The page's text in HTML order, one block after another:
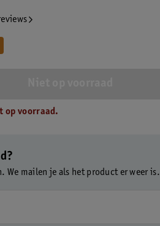
op voorraad.
We mailen je als het product er weer is.